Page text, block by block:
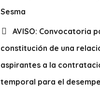
Sesma
AVISO: Convocatoria
constitución de una
aspirantes a la
temporal para el